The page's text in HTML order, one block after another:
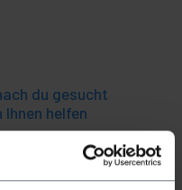
du gesucht
helfen